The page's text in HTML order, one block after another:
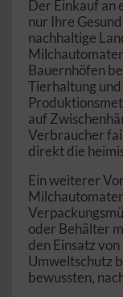
Der Einkauf
nur Ihre
nachhaltige
Bauernhöfen
Tierhaltung
auf
Verbraucher
direkt die
Ein weiterer
oder Behälter
den Einsatz
Umweltschutz
bewussten,